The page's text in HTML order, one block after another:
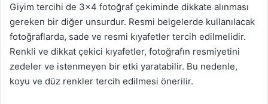
Giyim tercihi de 3×4 fotoğraf çekiminde dikkate alınması
gereken bir diğer unsurdur. Resmi belgelerde kullanılacak
fotoğraflarda, sade ve resmi kıyafetler tercih edilmelidir.
Renkli ve dikkat çekici kıyafetler, fotoğrafın resmiyetini
zedeler ve istenmeyen bir etki yaratabilir. Bu nedenle,
koyu ve düz renkler tercih edilmesi önerilir.